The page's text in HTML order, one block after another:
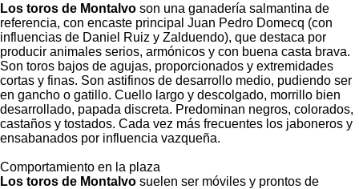
Los toros de Montalvo son una ganadería salmantina de
referencia, con encaste principal Juan Pedro Domecq (con
influencias de Daniel Ruiz y Zalduendo), que destaca por
producir animales serios, armónicos y con buena casta brava.
Son toros bajos de agujas, proporcionados y extremidades
cortas y finas. Son astifinos de desarrollo medio, pudiendo ser
en gancho o gatillo. Cuello largo y descolgado, morrillo bien
desarrollado, papada discreta. Predominan negros, colorados,
castaños y tostados. Cada vez más frecuentes los jaboneros y
ensabanados por influencia vazqueña.
Comportamiento en la plaza
Los toros de Montalvo suelen ser móviles y prontos de